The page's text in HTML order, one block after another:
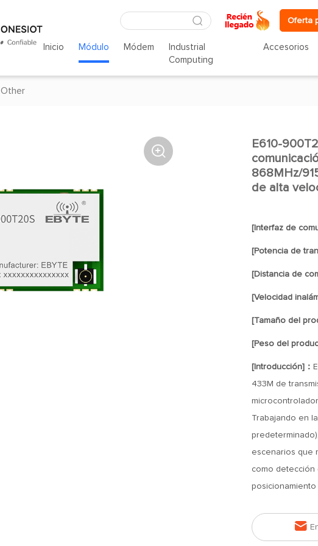
Oferta
Inicio Módulo Módem
Industrial
Computing
Accesorios
Other

E610-
868MHz/
de alta
[Interfaz de
[Potencia de
[Distancia de
[Velocidad
[Tamaño del
[Peso del
[Introducción]：
433M de
Trabajando en
escenarios que
como detección
